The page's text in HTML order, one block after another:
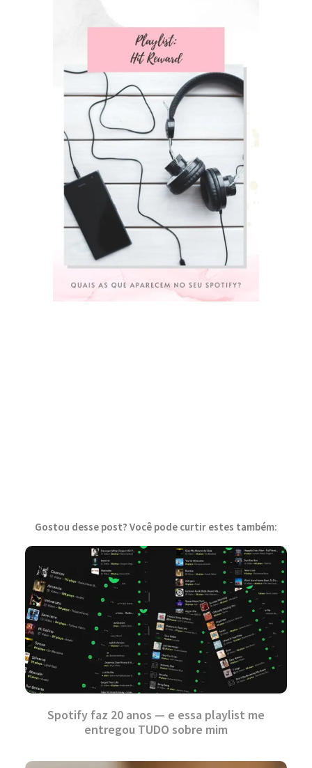
Gostou desse post? Você pode curtir estes também:
Spotify faz 20 anos — e essa playlist me
entregou TUDO sobre mim